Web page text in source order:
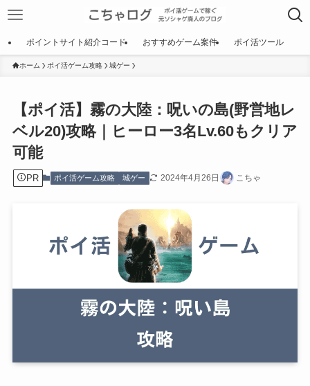
ポイントサイト紹介コード おすすめゲーム案件 ポイ活ツール
ホーム ポイ活ゲーム攻略 城ゲー
【ポイ活】霧の大陸：呪いの島(野営地レ
ベル20)攻略｜ヒーロー3名Lv.60もクリア
可能
PR ポイ活ゲーム攻略 城ゲー 2024年4月26日 こちゃ